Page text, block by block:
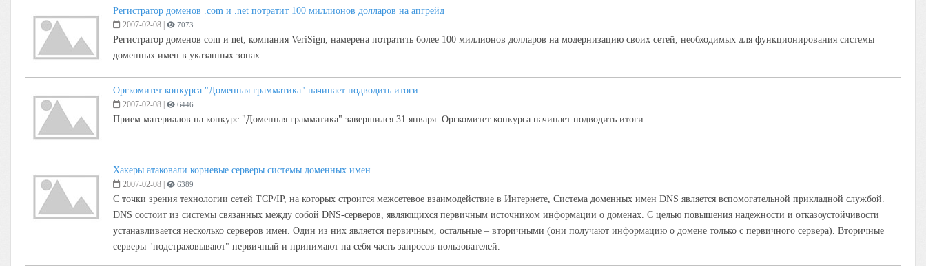
Регистратор доменов .com и .net потратит 100 миллионов долларов на апгрейд
2007-02-08 7073
Регистратор доменов com и net, компания VeriSign, намерена потратить более 100 миллионов долларов на модернизацию своих сетей, необходимых для функционирования системы
доменных имен в указанных зонах.
Оргкомитет конкурса "Доменная грамматика" начинает подводить итоги
2007-02-08 6446
Прием материалов на конкурс "Доменная грамматика" завершился 31 января. Оргкомитет конкурса начинает подводить итоги.
Хакеры атаковали корневые серверы системы доменных имен
2007-02-08 6389
С точки зрения технологии сетей TCP/IP, на которых строится межсетевое взаимодействие в Интернете, Система доменных имен DNS является вспомогательной прикладной службой.
DNS состоит из системы связанных между собой DNS-серверов, являющихся первичным источником информации о доменах. С целью повышения надежности и отказоустойчивости
устанавливается несколько серверов имен. Один из них является первичным, остальные – вторичными (они получают информацию о домене только с первичного сервера). Вторичные
серверы "подстраховывают" первичный и принимают на себя часть запросов пользователей.